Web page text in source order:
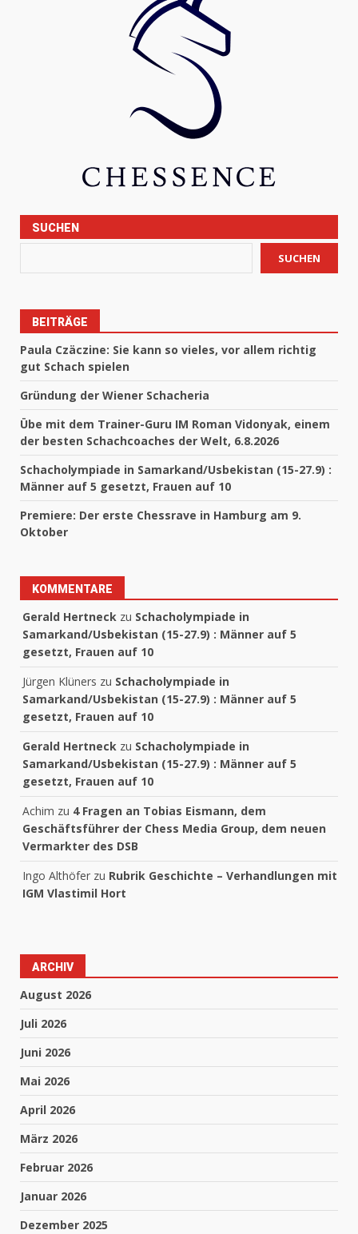
SUCHEN
SUCHEN
BEITRÄGE
Paula Czäczine: Sie kann so vieles, vor allem richtig
gut Schach spielen
Gründung der Wiener Schacheria
Übe mit dem Trainer-Guru IM Roman Vidonyak, einem
der besten Schachcoaches der Welt, 6.8.2026
Schacholympiade in Samarkand/Usbekistan (15-27.9) :
Männer auf 5 gesetzt, Frauen auf 10
Premiere: Der erste Chessrave in Hamburg am 9.
Oktober
KOMMENTARE
Gerald Hertneck zu Schacholympiade in
Samarkand/Usbekistan (15-27.9) : Männer auf 5
gesetzt, Frauen auf 10
Jürgen Klüners zu Schacholympiade in
Samarkand/Usbekistan (15-27.9) : Männer auf 5
gesetzt, Frauen auf 10
Gerald Hertneck zu Schacholympiade in
Samarkand/Usbekistan (15-27.9) : Männer auf 5
gesetzt, Frauen auf 10
Achim zu 4 Fragen an Tobias Eismann, dem
Geschäftsführer der Chess Media Group, dem neuen
Vermarkter des DSB
Ingo Althöfer zu Rubrik Geschichte – Verhandlungen mit
IGM Vlastimil Hort
ARCHIV
August 2026
Juli 2026
Juni 2026
Mai 2026
April 2026
März 2026
Februar 2026
Januar 2026
Dezember 2025